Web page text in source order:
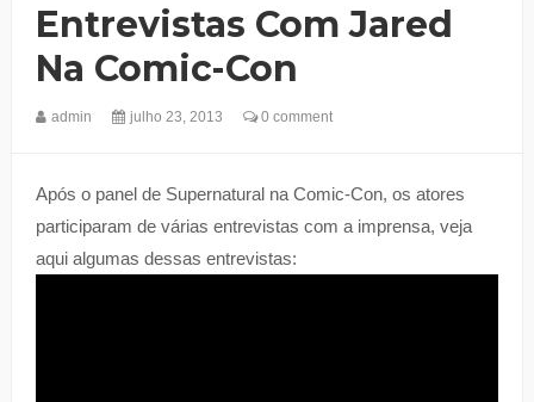
Entrevistas Com Jared
Na Comic-Con
admin julho 23, 2013 0 comment
Após o panel de Supernatural na Comic-Con, os atores
participaram de várias entrevistas com a imprensa, veja
aqui algumas dessas entrevistas: